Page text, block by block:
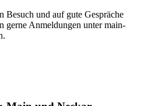
Besuch und auf gute Gespräche
gerne Anmeldungen unter main-